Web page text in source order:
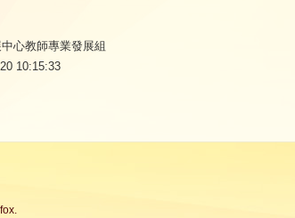
心教師專業發展組
10:15:33